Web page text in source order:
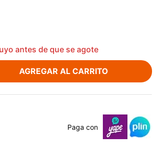
antes de que se agote
AGREGAR AL CARRITO
Paga con